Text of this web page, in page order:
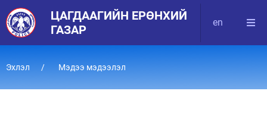
ЦАГДААГИЙН ЕРӨНХИЙ
ГАЗАР
en
Эхлэл Мэдээ мэдээлэл